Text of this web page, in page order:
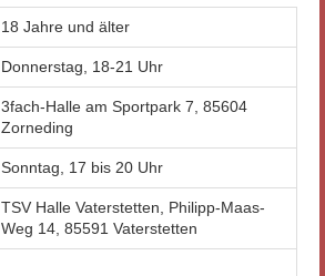
18 Jahre und älter
Donnerstag, 18-21 Uhr
3fach-Halle am Sportpark 7, 85604
Zorneding
Sonntag, 17 bis 20 Uhr
TSV Halle Vaterstetten, Philipp-Maas-
Weg 14, 85591 Vaterstetten